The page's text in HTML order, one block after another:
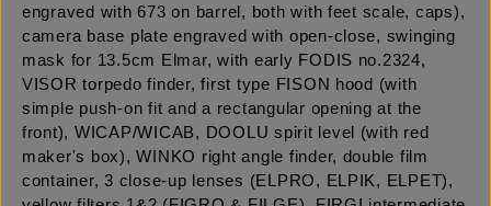
engraved with 673 on barrel, both with feet scale, caps),
camera base plate engraved with open-close, swinging
mask for 13.5cm Elmar, with early FODIS no.2324,
VISOR torpedo finder, first type FISON hood (with
simple push-on fit and a rectangular opening at the
front), WICAP/WICAB, DOOLU spirit level (with red
maker's box), WINKO right angle finder, double film
container, 3 close-up lenses (ELPRO, ELPIK, ELPET),